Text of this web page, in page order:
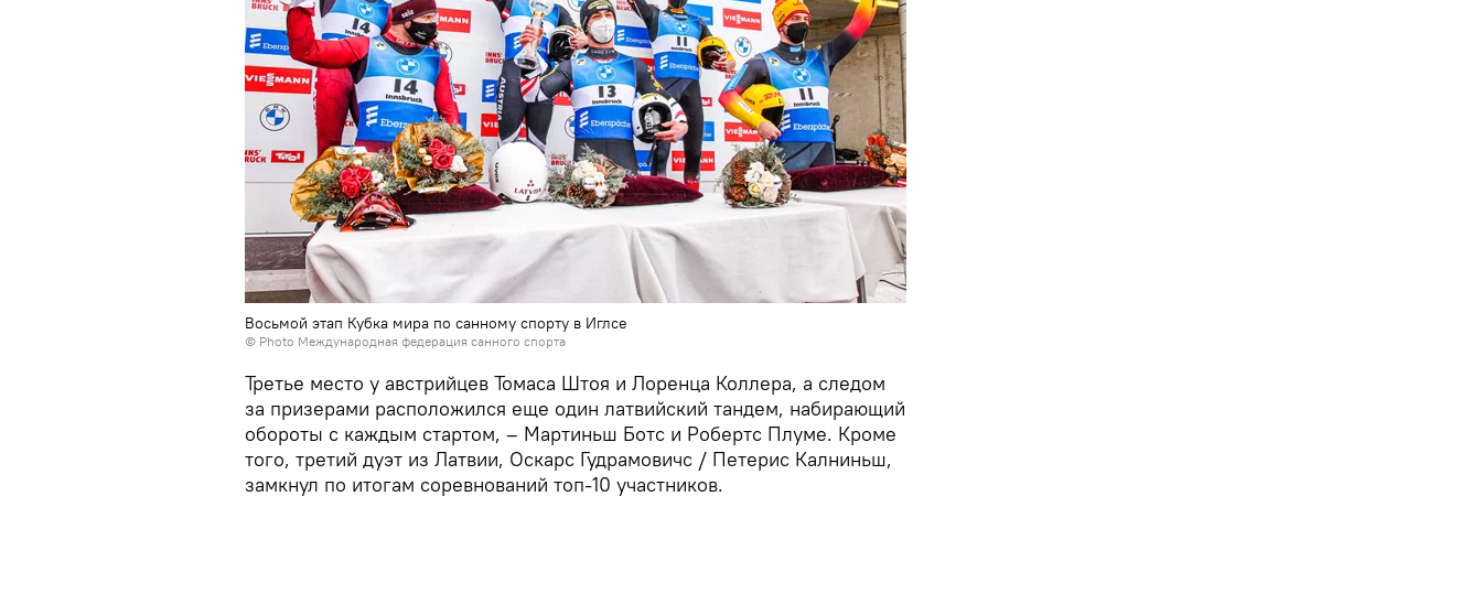
Восьмой этап Кубка мира по санному спорту в Иглсе
© Photo Международная федерация санного спорта
Третье место у австрийцев Томаса Штоя и Лоренца Коллера, а следом
за призерами расположился еще один латвийский тандем, набирающий
обороты с каждым стартом, – Мартиньш Ботс и Робертс Плуме. Кроме
того, третий дуэт из Латвии, Оскарс Гудрамовичс / Петерис Калниньш,
замкнул по итогам соревнований топ-10 участников.